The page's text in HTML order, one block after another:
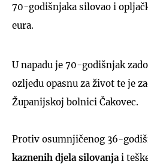
70-godišnjaka silovao i
eura.
U napadu je 70-godišnjak
ozljedu opasnu za život te je
Županijskoj bolnici Čakovec.
Protiv osumnjičenog 36-
kaznenih djela silovanja i